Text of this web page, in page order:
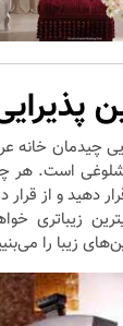
چیدمان خانه
شلوغی است. هر
دهید و از
زیباتری
زیبا را